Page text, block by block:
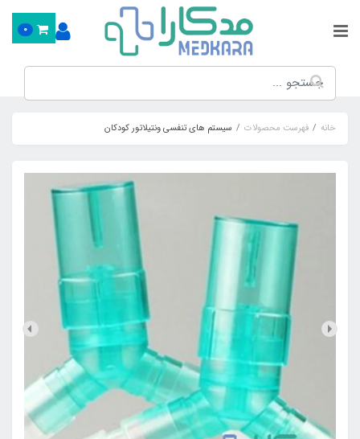
0
خانه فهرست محصولات سیستم های تنفسی ونتیلاتور کودکان